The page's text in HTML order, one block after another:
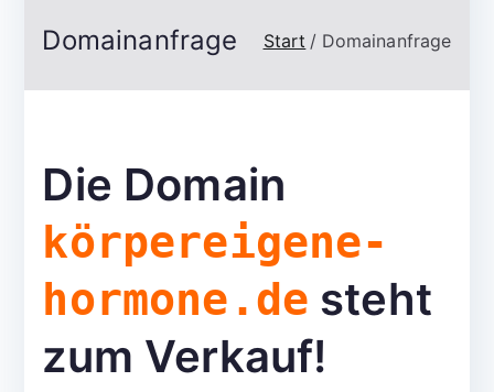
Domainanfrage Start Domainanfrage
Die Domain
körpereigene-
hormone.de steht
zum Verkauf!